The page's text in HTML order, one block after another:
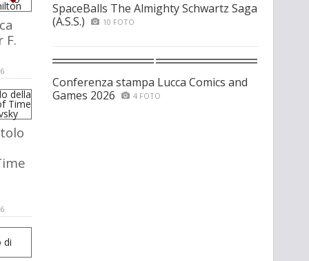
F.
SpaceBalls The Almighty Schwartz Saga
(A.S.S.)
10 FOTO
Conferenza stampa Lucca Comics and
Games 2026
4 FOTO